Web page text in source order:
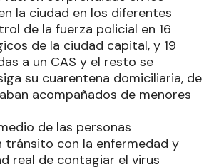
la ciudad en los diferentes
de la fuerza policial en 16
de la ciudad capital, y 19
a un CAS y el resto se
su cuarentena domiciliaria, de
acompañados de menores
de las personas
tránsito con la enfermedad y
real de contagiar el virus